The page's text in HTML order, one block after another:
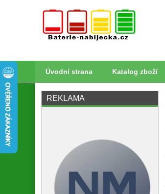
Úvodní strana Katalog zboží
REKLAMA